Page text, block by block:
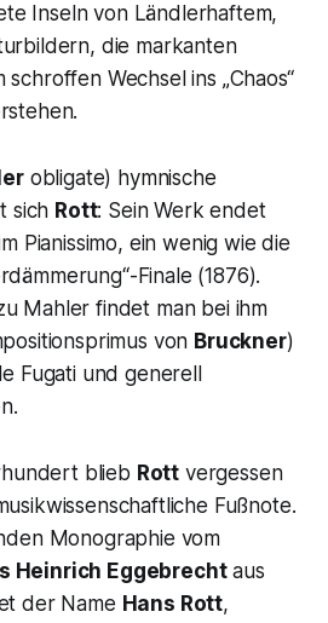
Inseln von Ländlerhaftem,
die markanten
Wechsel ins „Chaos“
obligate) hymnische
sich Rott: Sein Werk endet
Pianissimo, ein wenig wie die
“-Finale (1876).
Mahler findet man bei ihm
von Bruckner)
Fugati und generell
blieb Rott vergessen
Fußnote.
Monographie vom
Heinrich Eggebrechtaus
der Name Hans Rott,